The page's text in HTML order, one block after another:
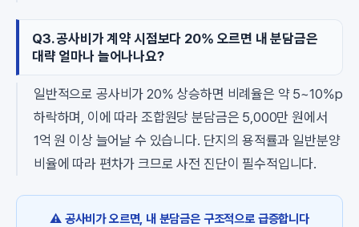
Q3. 공사비가 계약 시점보다 20% 오르면 내 분담금은
대략 얼마나 늘어나나요?
일반적으로 공사비가 20% 상승하면 비례율은 약 5~10%p
하락하며, 이에 따라 조합원당 분담금은 5,000만 원에서
1억 원 이상 늘어날 수 있습니다. 단지의 용적률과 일반분양
비율에 따라 편차가 크므로 사전 진단이 필수적입니다.
⚠️ 공사비가 오르면, 내 분담금은 구조적으로 급증합니다